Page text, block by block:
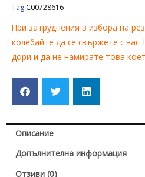
Tag C00728616
При затруднения в избора на
колебайте да се свържете с
дори и да не намирате това
Описание
Допълнителна информация
Отзиви (0)